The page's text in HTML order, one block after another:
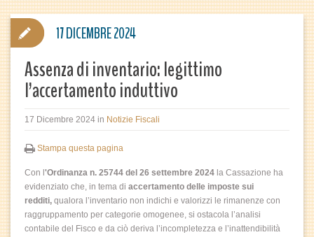
Assenza di inventario: legittimo
l’accertamento induttivo
17 Dicembre 2024 in Notizie Fiscali
Stampa questa pagina
Con l 'Ordinanza n. 25744 del 26 settembre 2024 la Cassazione ha
evidenziato che, in tema di accertamento delle imposte sui
redditi, qualora l’inventario non indichi e valorizzi le rimanenze con
raggruppamento per categorie omogenee, si ostacola l’analisi
contabile del Fisco e da ciò deriva l’incompletezza e l’inattendibilità
17 DICEMBRE 2024